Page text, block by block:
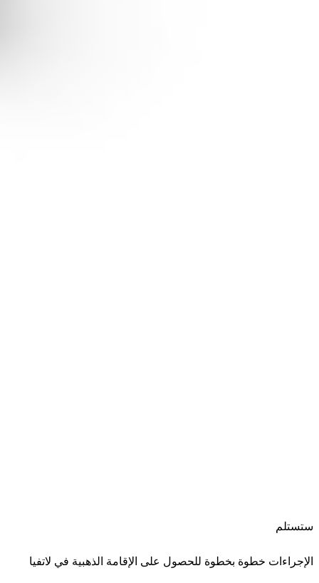
ستستلم
الإجراءات خطوة بخطوة للحصول على الإقامة الذهبية في لاتفيا